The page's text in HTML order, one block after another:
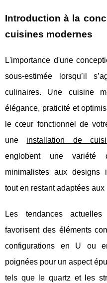
Introduction à la
cuisines modernes
L'importance d'une
sous-estimée lorsqu’il
culinaires. Une cuisine
élégance, praticité et
le cœur fonctionnel de
une installation de
englobent une variété
minimalistes aux designs
tout en restant adaptées
Les tendances
favorisent des éléments
configurations en U ou
poignées pour un aspect
tels que le quartz et les